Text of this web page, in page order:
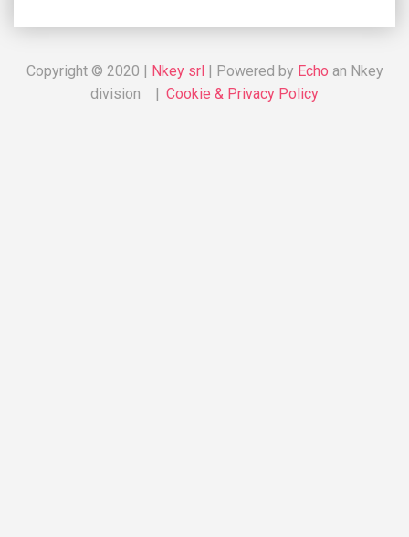
Copyright © 2020 | Nkey srl| Powered by Echo an Nkey
division | Cookie & Privacy Policy